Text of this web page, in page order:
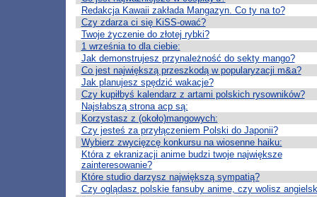
Redakcja Kawaii zakłada Mangazyn. Co ty na to?
Czy zdarza ci się KiSS-ować?
Twoje życzenie do złotej rybki?
1 września to dla ciebie:
Jak demonstrujesz przynależność do sekty mango?
Co jest największą przeszkodą w popularyzacji m&a?
Jak planujesz spędzić wakacje?
Czy kupiłbyś kalendarz z artami polskich rysowników?
Najsłabszą strona acp są:
Korzystasz z (około)mangowych:
Czy jesteś za przyłączeniem Polski do Japonii?
Wybierz zwycięzcę konkursu na wiosenne haiku:
Która z ekranizacji anime budzi twoje największe
zainteresowanie?
Które studio darzysz największą sympatią?
Czy oglądasz polskie fansuby anime, czy wolisz